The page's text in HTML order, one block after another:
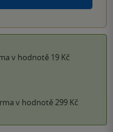
v hodnotě 19 Kč
v hodnotě 299 Kč